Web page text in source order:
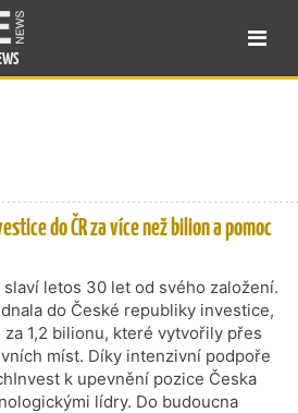
do ČR za více než bilion a pomoc
letos 30 let od svého založení.
do České republiky investice,
1,2 bilionu, které vytvořily přes
míst. Díky intenzivní podpoře
k upevnění pozice Česka
lídry. Do budoucna